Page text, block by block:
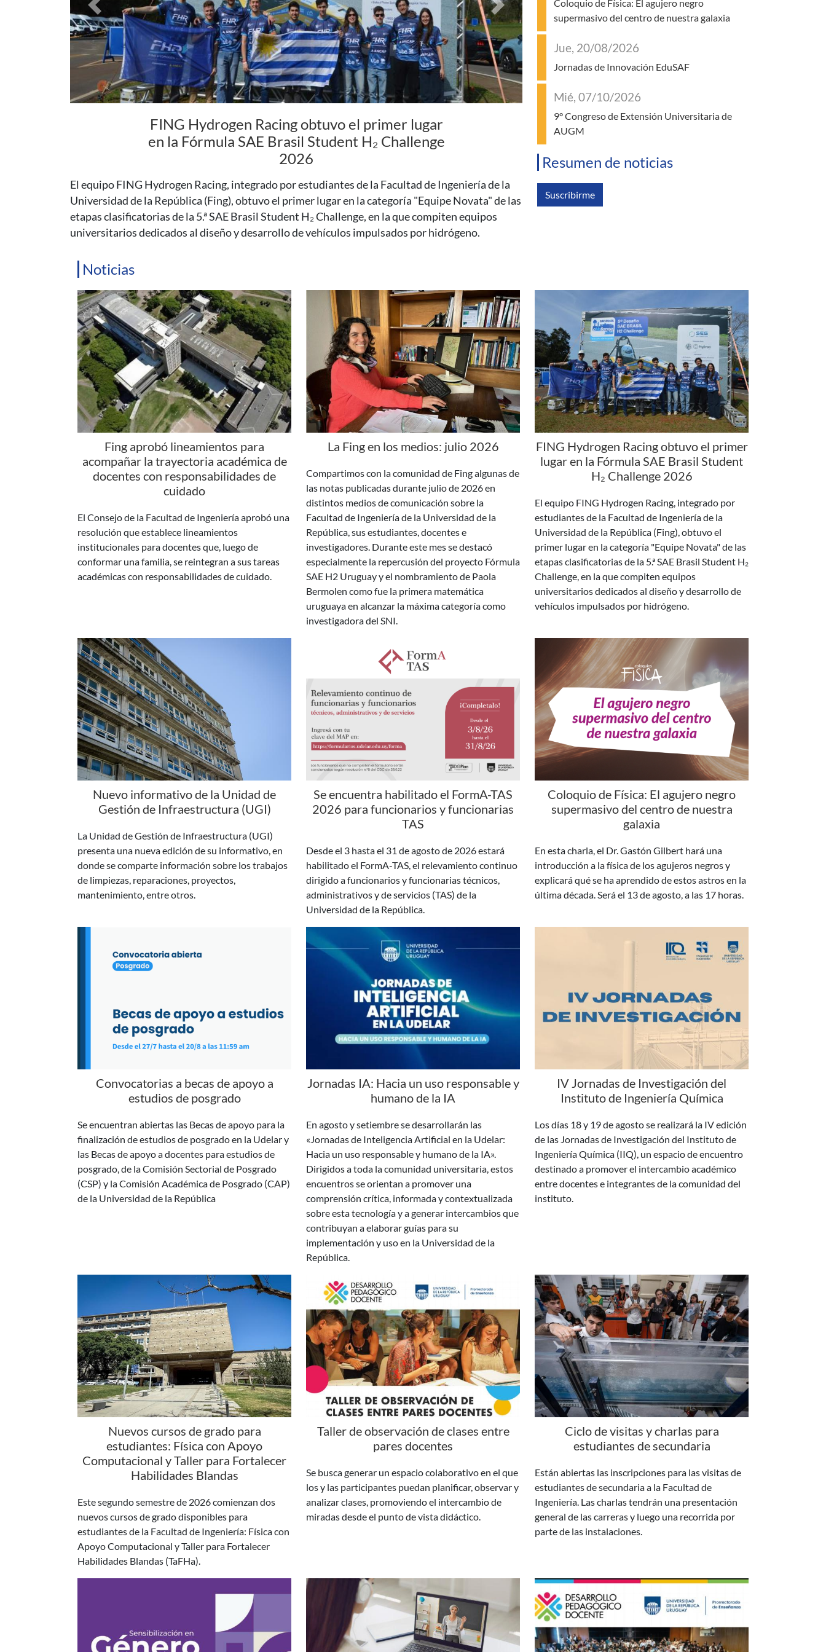
Coloquio de Física: El agujero negro
supermasivo del centro de nuestra galaxia
En esta charla, el Dr. Gastón Gilbert hará una introducción a la física de los agujeros negros y
explicará qué se ha aprendido de estos astros en la última década. Será el 13 de agosto, a las 17
horas.
Previous Siguiente
Coloquio de Física: El agujero negro
supermasivo del centro de nuestra galaxia
Jue, 20/08/2026
Jornadas de Innovación EduSAF
Mié, 07/10/2026
9° Congreso de Extensión Universitaria de
AUGM
Resumen de noticias
Suscribirme
Noticias
Fing aprobó lineamientos para
acompañar la trayectoria académica de
docentes con responsabilidades de
cuidado
El Consejo de la Facultad de Ingeniería aprobó una
resolución que establece lineamientos
institucionales para docentes que, luego de
conformar una familia, se reintegran a sus tareas
académicas con responsabilidades de cuidado.
La Fing en los medios: julio 2026
Compartimos con la comunidad de Fing algunas de
las notas publicadas durante julio de 2026 en
distintos medios de comunicación sobre la
Facultad de Ingeniería de la Universidad de la
República, sus estudiantes, docentes e
investigadores. Durante este mes se destacó
especialmente la repercusión del proyecto Fórmula
SAE H2 Uruguay y el nombramiento de Paola
Bermolen como fue la primera matemática
uruguaya en alcanzar la máxima categoría como
investigadora del SNI.
FING Hydrogen Racing obtuvo el primer
lugar en la Fórmula SAE Brasil Student
H₂ Challenge 2026
El equipo FING Hydrogen Racing, integrado por
estudiantes de la Facultad de Ingeniería de la
Universidad de la República (Fing), obtuvo el
primer lugar en la categoría "Equipe Novata" de las
etapas clasificatorias de la 5.ª SAE Brasil Student H₂
Challenge, en la que compiten equipos
universitarios dedicados al diseño y desarrollo de
vehículos impulsados por hidrógeno.
Nuevo informativo de la Unidad de
Gestión de Infraestructura (UGI)
La Unidad de Gestión de Infraestructura (UGI)
presenta una nueva edición de su informativo, en
donde se comparte información sobre los trabajos
de limpiezas, reparaciones, proyectos,
mantenimiento, entre otros.
Se encuentra habilitado el FormA-TAS
2026 para funcionarios y funcionarias
TAS
Desde el 3 hasta el 31 de agosto de 2026 estará
habilitado el FormA-TAS, el relevamiento continuo
dirigido a funcionarios y funcionarias técnicos,
administrativos y de servicios (TAS) de la
Universidad de la República.
Coloquio de Física: El agujero negro
supermasivo del centro de nuestra
galaxia
En esta charla, el Dr. Gastón Gilbert hará una
introducción a la física de los agujeros negros y
explicará qué se ha aprendido de estos astros en la
última década. Será el 13 de agosto, a las 17 horas.
Convocatorias a becas de apoyo a
Se encuentran abiertas las Becas de apoyo para la
finalización de estudios de posgrado en la Udelar y
las Becas de apoyo a docentes para estudios de
posgrado, de la Comisión Sectorial de Posgrado
(CSP) y la Comisión Académica de Posgrado (CAP)
de la Universidad de la República
Jornadas IA: Hacia un uso responsable y
humano de la IA
En agosto y setiembre se desarrollarán las
«Jornadas de Inteligencia Artificial en la Udelar:
Hacia un uso responsable y humano de la IA».
Dirigidos a toda la comunidad universitaria, estos
encuentros se orientan a promover una
comprensión crítica, informada y contextualizada
sobre esta tecnología y a generar intercambios que
contribuyan a elaborar guías para su
implementación y uso en la Universidad de la
República.
IV Jornadas de Investigación del
Instituto de Ingeniería Química
Los días 18 y 19 de agosto se realizará la IV edición
de las Jornadas de Investigación del Instituto de
Ingeniería Química (IIQ), un espacio de encuentro
destinado a promover el intercambio académico
entre docentes e integrantes de la comunidad del
instituto.
Nuevos cursos de grado para
estudiantes: Física con Apoyo
Computacional y Taller para Fortalecer
Habilidades Blandas
Este segundo semestre de 2026 comienzan dos
nuevos cursos de grado disponibles para
estudiantes de la Facultad de Ingeniería: Física con
Apoyo Computacional y Taller para Fortalecer
Habilidades Blandas (TaFHa).
Taller de observación de clases entre
pares docentes
Se busca generar un espacio colaborativo en el que
los y las participantes puedan planificar, observar y
analizar clases, promoviendo el intercambio de
miradas desde el punto de vista didáctico.
Ciclo de visitas y charlas para
estudiantes de secundaria
Están abiertas las inscripciones para las visitas de
estudiantes de secundaria a la Facultad de
Ingeniería. Las charlas tendrán una presentación
general de las carreras y luego una recorrida por
parte de las instalaciones.